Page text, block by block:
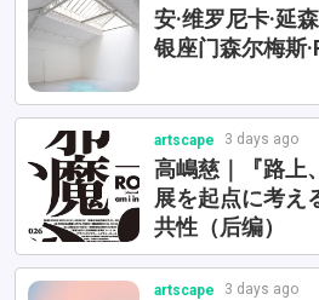
安·维罗尼卡·延
银座门森尔梅斯
artscape 3 days ago
高嶋慈｜『路上
展を起点に考
共性（后编）
artscape 3 days ago